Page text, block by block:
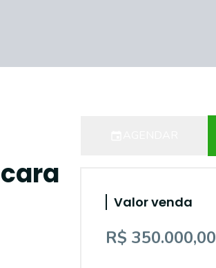
Valor venda
R$ 350.000,00